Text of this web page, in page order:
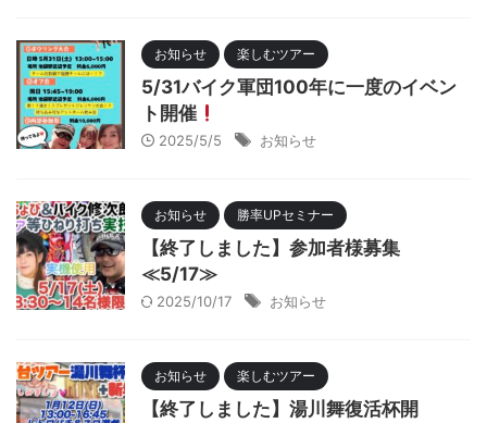
お知らせ 楽しむツアー
5/31バイク軍団100年に一度のイベン
ト開催
2025/5/5 お知らせ
お知らせ 勝率UPセミナー
【終了しました】参加者様募集
≪5/17≫
2025/10/17 お知らせ
お知らせ 楽しむツアー
【終了しました】湯川舞復活杯開